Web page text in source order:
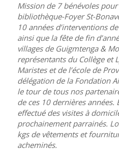
Mission de 7 bénévoles
bibliothèque-Foyer St-
10 années d’interventions
ainsi que la fête de fin
villages de Guigmtenga &
représentants du Collège et
Maristes et de l’école de
délégation de la Fondation
le tour de tous nos
de ces 10 dernières années.
effectué des visites à
prochainement parrainés.
kgs de vêtements et
acheminés.